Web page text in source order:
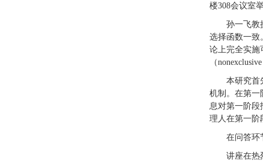
楼308会议室
孙一飞教
选择函数一致
论上完全实施
（
本研究首
机制。在第一
息对第一阶段
理人在第一阶
在问答环
讲座在热